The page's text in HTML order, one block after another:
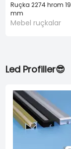
Ruçka 2274 hrom
mm
Mebel ruçkalar
Led Profiller😎